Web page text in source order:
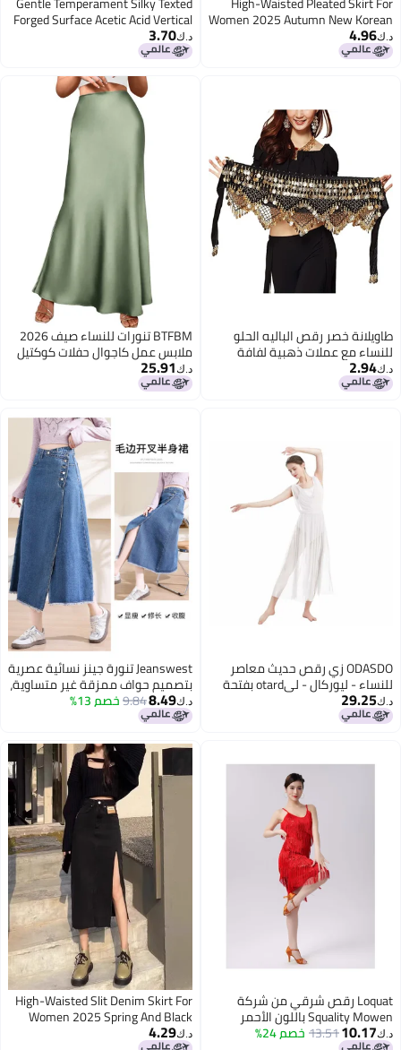
Women 2025 Autumn New Korean
Style Student Pink Versatile
Slimming Look Anti-Exposure
د.ك‏4.96
Forged Surface Acetic Acid Vertical
High Waist Fishtail Skirt For
Women
د.ك‏3.70
طاويلانة خصر رقص الباليه الحلو
للنساء مع عملات ذهبية لفافة
تنقلها فوق السراويل - سوداء
صاخبة
د.ك‏2.94
BTFBM تنورات للنساء صيف 2026
ملابس عمل كاجوال حفلات كوكتيل
زفاف حورية الربيع تنورة ماكسي
عالية الخصر, أخضر فاتح, L
د.ك‏25.91
ODASDO زي رقص حديث معاصر
للنساء - ليوركال - ليotard بفتحة
على شكل V وظهر مكشوف وتنورة
تول مقسومة بتصميم متدفق،
د.ك‏29.25
Jeanswest تنورة جينز نسائية عصرية
بتصميم حواف ممزقة غير متساوية،
نحيفة ومتعددة الاستخدامات
د.ك‏8.49
9.84خصم 13%
Loquat رقص شرقي من شركة
Squality Mowen باللون الأحمر
د.ك‏10.17
13.51خصم 24%
High-Waisted Slit Denim Skirt For
Women 2025 Spring And Black
Slimming Look A-Line Hip-
د.ك‏4.29